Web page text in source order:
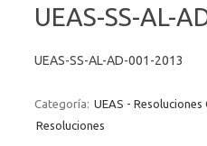
UEAS-SS-AL-
UEAS-SS-AL-AD-001-2013
Categoría: UEAS - Resoluciones
Resoluciones